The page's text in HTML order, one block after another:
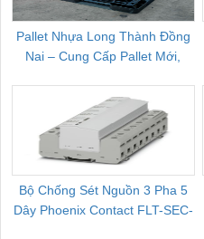
Pallet Nhựa Long Thành Đồng
Nai – Cung Cấp Pallet Mới,
Bộ Chống Sét Nguồn 3 Pha 5
Dây Phoenix Contact FLT-SEC-